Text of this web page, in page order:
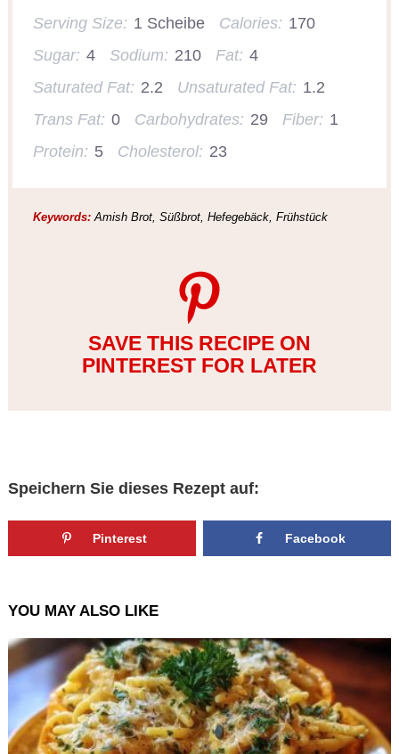
Serving Size: 1 Scheibe Calories: 170
Sugar: 4 Sodium: 210 Fat: 4
Saturated Fat: 2.2 Unsaturated Fat: 1.2
Trans Fat: 0 Carbohydrates: 29 Fiber: 1
Protein: 5 Cholesterol: 23
Keywords:Amish Brot, Süßbrot, Hefegebäck, Frühstück
SAVE THIS RECIPE ON
PINTEREST FOR LATER
Speichern Sie dieses Rezept auf:
Pinterest Facebook
YOU MAY ALSO LIKE